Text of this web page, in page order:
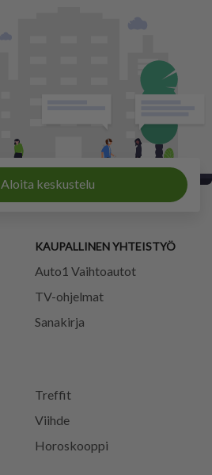
Aloita keskustelu
Treffit
Viihde
Horoskooppi
KAUPALLINEN YHTEISTYÖ
Auto1 Vaihtoautot
TV-ohjelmat
Sanakirja